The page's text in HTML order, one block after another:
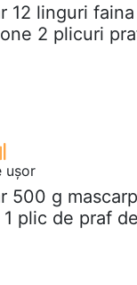
12 linguri
2 plicuri
ușor
500 g
plic de praf